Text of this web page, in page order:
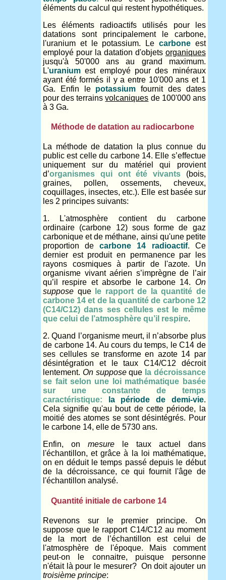
éléments du calcul qui restent hypothétiques.
Les éléments radioactifs utilisés pour les
datations sont principalement le carbone,
l'uranium et le potassium. Le carboneest
employé pour la datation d'objets organiques
jusqu'à 50'000 ans au grand maximum.
L'uranium est employé pour des minéraux
ayant été formés il y a entre 10'000 ans et 1
Ga. Enfin le potassium fournit des dates
pour des terrainsvolcaniques de 100'000 ans
à 3 Ga.
Méthode de datation au radiocarbone
La méthode de datation la plus connue du
public est celle du carbone 14. Elle s’effectue
uniquement sur du matériel qui provient
d’organismes qui ont été vivants(bois,
graines, pollen, ossements, cheveux,
coquillages, insectes, etc.). Elle est basée sur
les 2 principes suivants:
1. L'atmosphère contient du carbone
ordinaire (carbone 12) sous forme de gaz
carbonique et de méthane, ainsi qu'une petite
proportion decarbone 14 radioactif. Ce
dernier est produit en permanence par les
rayons cosmiques à partir de l'azote. Un
organisme vivant aérien s’imprègne de l’air
qu’il respire et absorbe le carbone 14. On
suppose que
le rapport de la quantité de
carbone 14 et de la quantité de carbone 12
(C14/C12) dans ses cellules est le même
que celui de l’atmosphère qu’il respire.
2. Quand l’organisme meurt, il n’absorbe plus
de carbone 14. Au cours du temps, le C14 de
ses cellules se transforme en azote 14 par
désintégration et le taux C14/C12 décroit
lentement. On supposeque la décroissance
se fait selon une loi mathématique basée
sur une constante de temps
caractéristique:
la période de demi-vie.
Cela signifie qu'au bout de cette période, la
moitié des atomes se sont désintégrés. Pour
le carbone 14, elle de 5730 ans.
Enfin, on mesurele taux actuel dans
l'échantillon, et grâce à la loi mathématique,
on en déduit le temps passé depuis le début
de la décroissance, ce qui fournit l'âge de
l'échantillon analysé.
Quantité initiale de carbone 14
Revenons sur le premier principe. On
suppose que le rapport C14/C12 au moment
de la mort de l’échantillon est celui de
l'atmosphère de l'époque. Mais comment
peut-on le connaitre, puisque personne
n'était là pour le mesurer? On doit ajouter un
troisième principe: